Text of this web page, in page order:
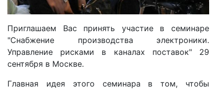
Приглашаем Вас принять участие в семинаре
"Снабжение производства электроники.
Управление рисками в каналах поставок" 29
сентября в Москве.
Главная идея этого семинара в том, чтобы